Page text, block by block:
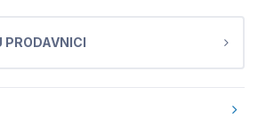
PRODAVNICI